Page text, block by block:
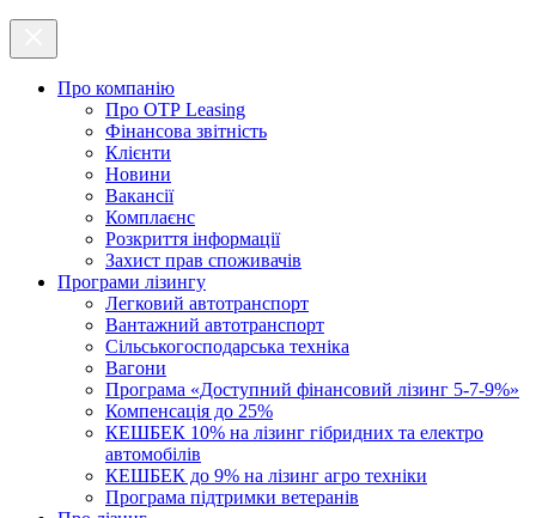
Про компанію
Про ОТР Leasing
Фінансова звітність
Клієнти
Новини
Вакансії
Комплаєнс
Розкриття інформації
Захист прав споживачів
Програми лізингу
Легковий автотранспорт
Вантажний автотранспорт
Cільськогосподарська техніка
Вагони
Програма «Доступний фінансовий лізинг 5-7-9%»
Компенсація до 25%
КЕШБЕК 10% на лізинг гібридних та електро
автомобілів
КЕШБЕК до 9% на лізинг агро техніки
Програма підтримки ветеранів